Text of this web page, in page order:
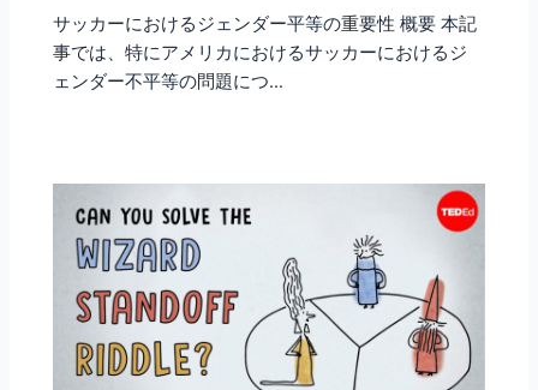
サッカーにおけるジェンダー平等の重要性 概要 本記
事では、特にアメリカにおけるサッカーにおけるジ
ェンダー不平等の問題につ…